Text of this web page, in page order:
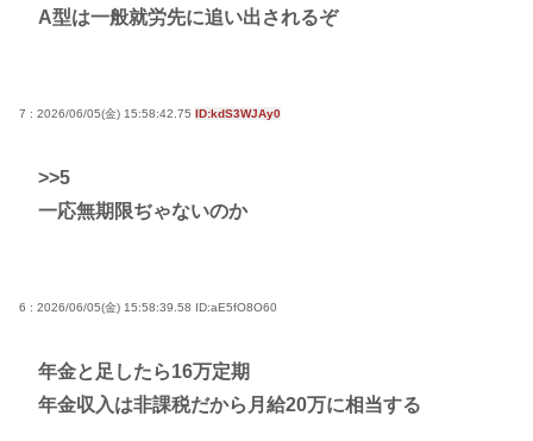
A型は一般就労先に追い出されるぞ
7 : 2026/06/05(金) 15:58:42.75 ID:kdS3WJAy0
>>5
一応無期限ぢゃないのか
6 : 2026/06/05(金) 15:58:39.58 ID:aE5fO8O60
年金と足したら16万定期
年金収入は非課税だから月給20万に相当する